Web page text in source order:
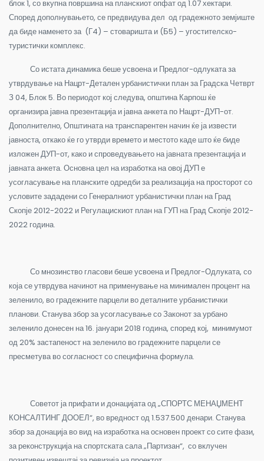
блок 1, со вкупна површина на планскиот опфат од 1.07 хектари.
Според дополнувањето, се предвидува дел од градежното земјиште
да биде наменето за (Г4) – стоваришта и (Б5) – угостителско-
туристички комплекс.
Со истата динамика беше усвоена и Предлог-одлуката за
утврдување на Нацрт-Детален урбанистички план за Градска Четврт
З 04, Блок 5. Во периодот кој следува, општина Карпош ќе
организира јавна презентација и јавна анкета по Нацрт-ДУП-от.
Дополнително, Општината на транспарентен начин ќе ја извести
јавноста, откако ќе го утврди времето и местото каде што ќе биде
изложен ДУП-от, како и спроведувањето на јавната презентација и
јавната анкета. Основна цел на изработка на овој ДУП е
усогласување на планските одредби за реализација на просторот со
условите зададени со Генералниот урбанистички план на Град
Скопје 2012-2022 и Регулацискиот план на ГУП на Град Скопје 2012-
2022 година.
Со мнозинство гласови беше усвоена и Предлог-Одлуката, со
која се утврдува начинот на применување на минимален процент на
зеленило, во градежните парцели во деталните урбанистички
планови. Станува збор за усогласување со Законот за урбано
зеленило донесен на 16. јануари 2018 година, според кој, минимумот
од 20% застапеност на зеленило во градежните парцели се
пресметува во согласност со специфична формула.
Советот ја прифати и донацијата од „СПОРТС МЕНАЏМЕНТ
КОНСАЛТИНГ ДООЕЛ“, во вредност од 1.537.500 денари. Станува
збор за донација во вид на изработка на основен проект со сите фази,
за реконструкција на спортската сала „Партизан“, со вклучен